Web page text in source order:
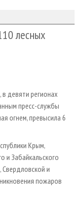
лесных
девяти регионах
пресс-службы
огнем, превысила 6
Крым,
и Забайкальского
Свердловской и
пожаров